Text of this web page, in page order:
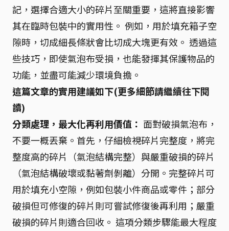
記，選擇合適大小的碎片至關重要，這將直接影響
其在臨時包裝中的實用性。 例如，用於填充箱子空
隙時，切成細長條狀會比切成大塊更有效。 透過這
些技巧，即使氣泡布受損，也能發揮其保護物品的
功能，並盡可能減少環境負擔。
這篇文章的實用建議如下(更多細節請繼續往下閱
讀)
分類處理，最大化再利用價值： 面對破損氣泡布，
不要一概丟棄。首先，仔細檢視碎片完整度，將完
整度高的碎片（氣泡結構完整）與嚴重破損的碎片
（氣泡結構破壞或黏著劑剝離）分開。完整碎片可
用於填充小空隙，例如包裝小件商品或零件；部分
破損但可修復的碎片則可嘗試修復後再利用；嚴重
破損的碎片則適合回收。 這項分類步驟能最大程度